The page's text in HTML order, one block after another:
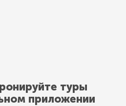
туры
приложении